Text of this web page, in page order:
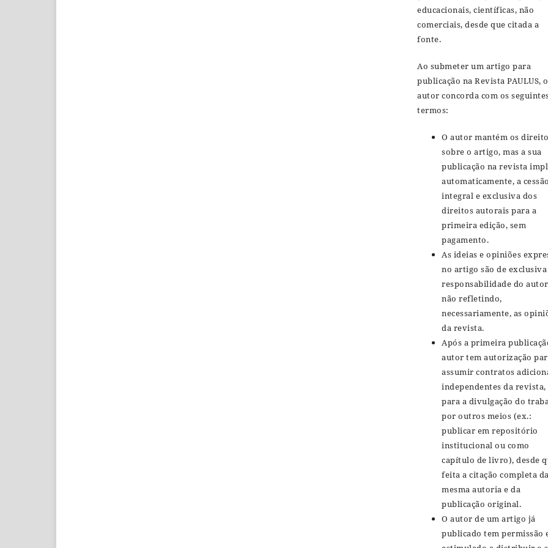
educacionais, científicas, não
comerciais, desde que citada a
fonte.
Ao submeter um artigo para
publicação na Revista PAULUS, o
autor concorda com os
termos:
O autor mantém os
sobre o artigo, mas a sua
publicação na revista
automaticamente, a cessão
integral e exclusiva dos
direitos autorais para a
primeira edição, sem
pagamento.
As ideias e opiniões
no artigo são de exclusiva
responsabilidade do
não refletindo,
necessariamente, as
da revista.
Após a primeira
autor tem autorização
assumir contratos
independentes da revista,
para a divulgação do
por outros meios (ex.:
publicar em repositório
institucional ou como
capítulo de livro), desde
feita a citação completa da
mesma autoria e da
publicação original.
O autor de um artigo já
publicado tem permissão